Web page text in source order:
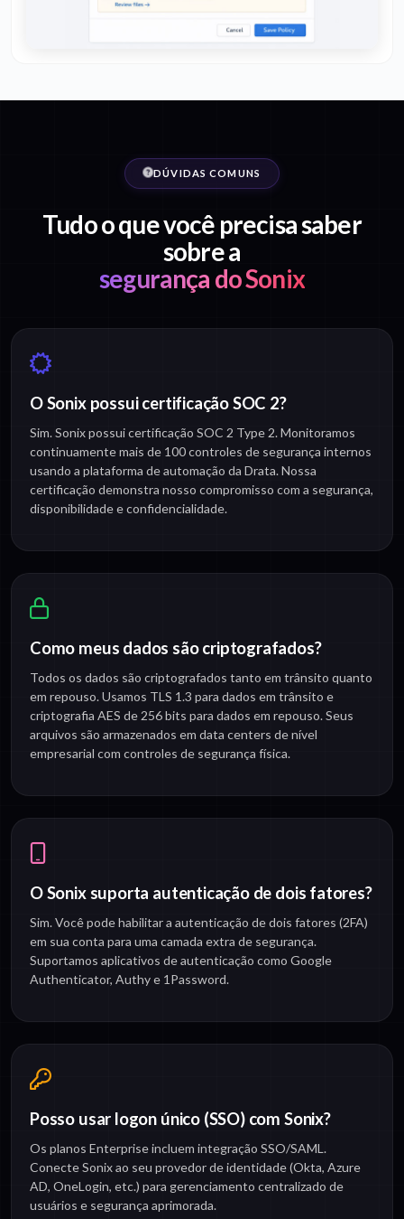
DÚVIDAS COMUNS
Tudo o que você precisa saber
sobre a
segurança do Sonix
O Sonix possui certificação SOC 2?
Sim. Sonix possui certificação SOC 2 Type 2. Monitoramos
continuamente mais de 100 controles de segurança internos
usando a plataforma de automação da Drata. Nossa
certificação demonstra nosso compromisso com a segurança,
disponibilidade e confidencialidade.
Como meus dados são criptografados?
Todos os dados são criptografados tanto em trânsito quanto
em repouso. Usamos TLS 1.3 para dados em trânsito e
criptografia AES de 256 bits para dados em repouso. Seus
arquivos são armazenados em data centers de nível
empresarial com controles de segurança física.
O Sonix suporta autenticação de dois fatores?
Sim. Você pode habilitar a autenticação de dois fatores (2FA)
em sua conta para uma camada extra de segurança.
Suportamos aplicativos de autenticação como Google
Authenticator, Authy e 1Password.
Posso usar logon único (SSO) com Sonix?
Os planos Enterprise incluem integração SSO/SAML.
Conecte Sonix ao seu provedor de identidade (Okta, Azure
AD, OneLogin, etc.) para gerenciamento centralizado de
usuários e segurança aprimorada.